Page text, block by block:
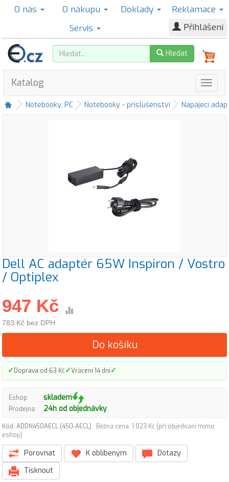
O nás O nákupu Doklady
Reklamace
Servis
Přihlášení
Hledat
Katalog
Notebooky, PC Notebooky - příslušenství Napájecí
Dell AC adaptér 65W Inspiron / Vostro
/ Optiplex
947 Kč
783 Kč bez DPH
Do košíku
✓Doprava od 63 Kč✓Vrácení 14 dní✓
Eshop: skladem
Prodejna: 24h od objednávky
Kód: ADDN450AECL (450-AECL)
Běžná cena: 1 023 Kč (při objednání mimo
eshop)
Porovnat K oblíbeným
Dotazy
Tisknout